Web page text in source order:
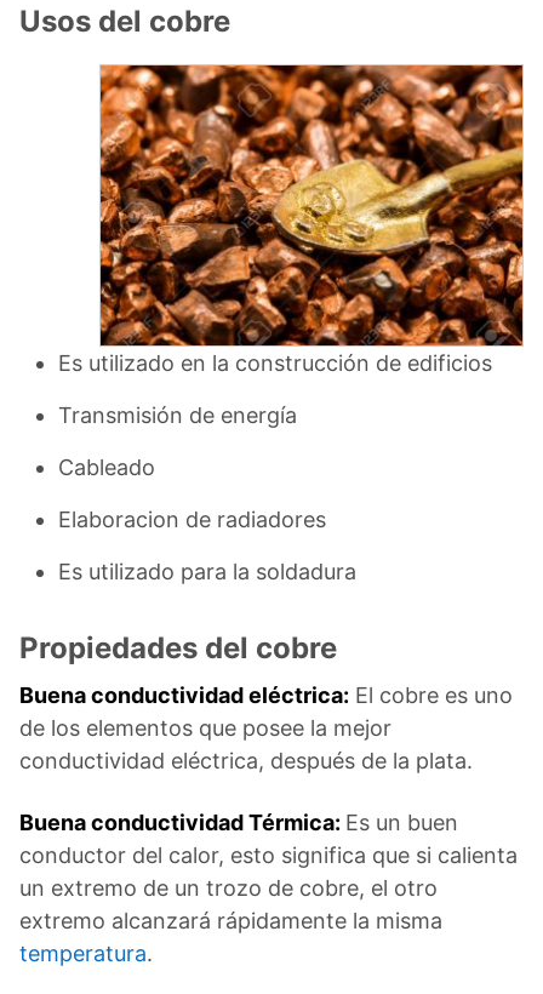
Usos del cobre
Es utilizado en la construcción de edificios
Transmisión de energía
Cableado
Elaboracion de radiadores
Es utilizado para la soldadura
Propiedades del cobre
Buena conductividad eléctrica: El cobre es uno
de los elementos que posee la mejor
conductividad eléctrica, después de la plata.
Buena conductividad Térmica: Es un buen
conductor del calor, esto significa que si calienta
un extremo de un trozo de cobre, el otro
extremo alcanzará rápidamente la misma
temperatura.